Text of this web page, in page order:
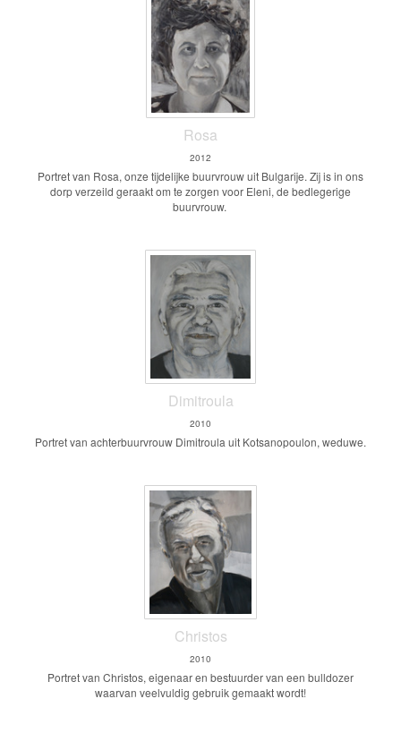
Rosa
2012
Portret van Rosa, onze tijdelijke buurvrouw uit Bulgarije. Zij is in ons
dorp verzeild geraakt om te zorgen voor Eleni, de bedlegerige
buurvrouw.
Dimitroula
2010
Portret van achterbuurvrouw Dimitroula uit Kotsanopoulon, weduwe.
Christos
2010
Portret van Christos, eigenaar en bestuurder van een bulldozer
waarvan veelvuldig gebruik gemaakt wordt!